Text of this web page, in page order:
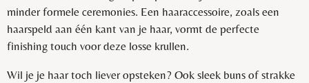
minder formele ceremonies. Een haaraccessoire, zoals een
haarspeld aan één kant van je haar, vormt de perfecte
finishing touch voor deze losse krullen.
Wil je je haar toch liever opsteken? Ook sleek buns of strakke